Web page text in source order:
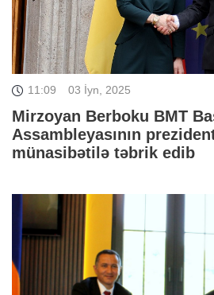
11:09 03 İyn, 2025
Mirzoyan Berboku BMT
Assambleyasının
münasibətilə təbrik edib